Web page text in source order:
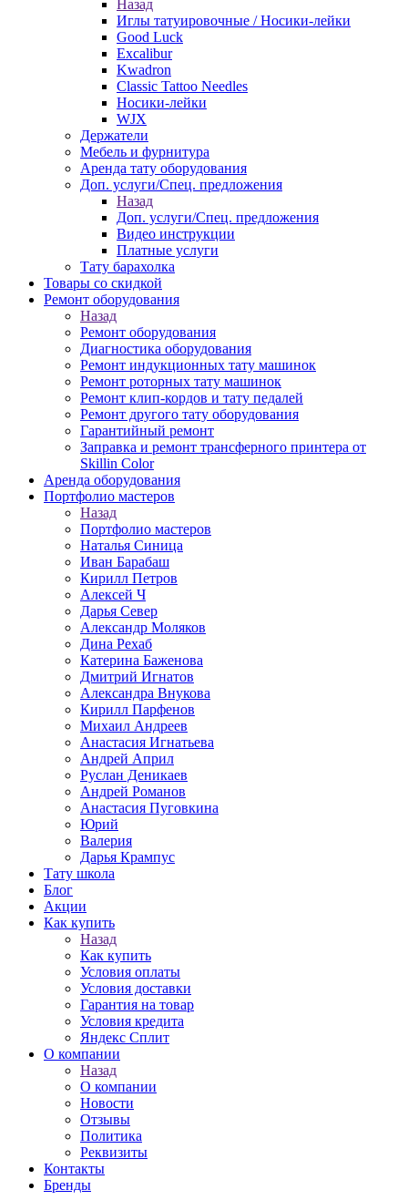
Назад
Иглы татуировочные / Носики-лейки
Good Luck
Excalibur
Kwadron
Classic Tattoo Needles
Носики-лейки
WJX
Держатели
Мебель и фурнитура
Аренда тату оборудования
Доп. услуги/Спец. предложения
Назад
Доп. услуги/Спец. предложения
Видео инструкции
Платные услуги
Тату барахолка
Товары со скидкой
Ремонт оборудования
Назад
Ремонт оборудования
Диагностика оборудования
Ремонт индукционных тату машинок
Ремонт роторных тату машинок
Ремонт клип-кордов и тату педалей
Ремонт другого тату оборудования
Гарантийный ремонт
Заправка и ремонт трансферного принтера от
Skillin Color
Аренда оборудования
Портфолио мастеров
Назад
Портфолио мастеров
Наталья Синица
Иван Барабаш
Кирилл Петров
Алексей Ч
Дарья Север
Александр Моляков
Дина Рехаб
Катерина Баженова
Дмитрий Игнатов
Александра Внукова
Кирилл Парфенов
Михаил Андреев
Анастасия Игнатьева
Андрей Април
Руслан Деникаев
Андрей Романов
Анастасия Пуговкина
Юрий
Валерия
Дарья Крампус
Тату школа
Блог
Акции
Как купить
Назад
Как купить
Условия оплаты
Условия доставки
Гарантия на товар
Условия кредита
Яндекс Сплит
О компании
Назад
О компании
Новости
Отзывы
Политика
Реквизиты
Контакты
Бренды